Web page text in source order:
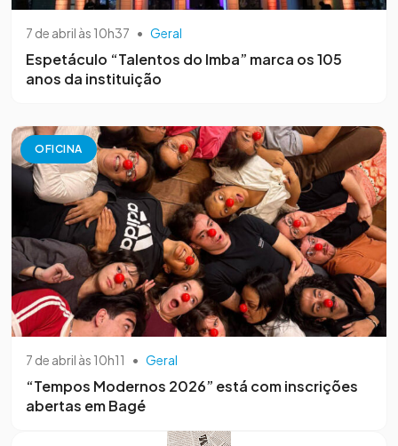
7 de abril às 10h37 • Geral
Espetáculo “Talentos do Imba” marca os 105
anos da instituição
OFICINA
7 de abril às 10h11 • Geral
“Tempos Modernos 2026” está com inscrições
abertas em Bagé